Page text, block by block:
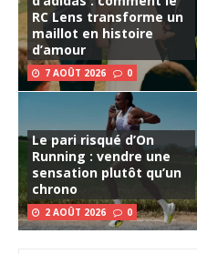
RC Lens transforme un
maillot en histoire
d’amour
7 AOÛT 2026 0
Le pari risqué d’On
Running : vendre une
sensation plutôt qu’un
chrono
2 AOÛT 2026 0